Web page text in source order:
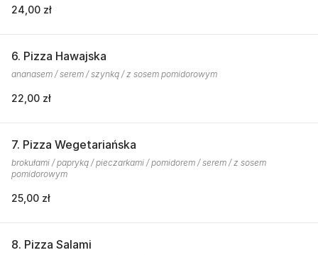
24,00 zł
6. Pizza Hawajska
ananasem / serem / szynką / z sosem pomidorowym
22,00 zł
7. Pizza Wegetariańska
brokułami / papryką / pieczarkami / pomidorem / serem / z sosem
pomidorowym
25,00 zł
8. Pizza Salami